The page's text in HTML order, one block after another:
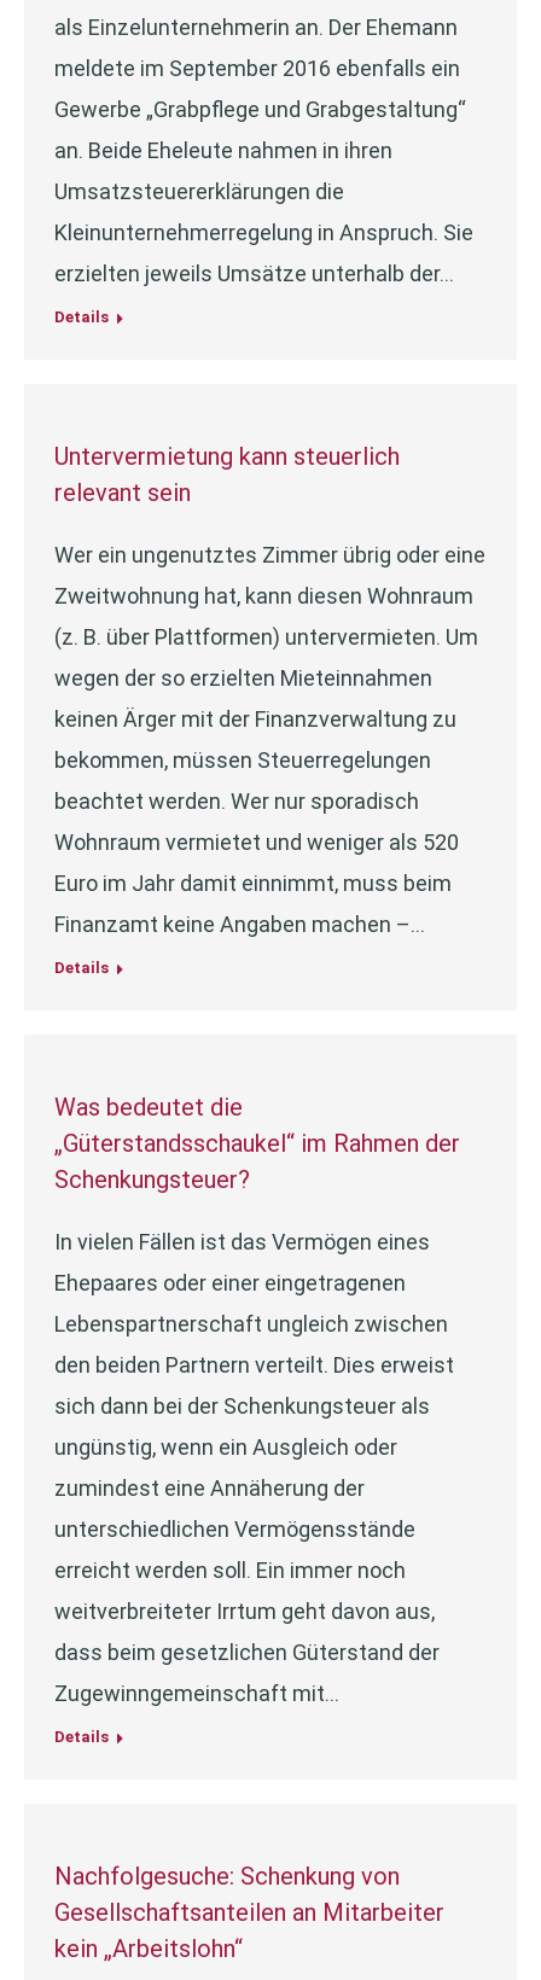
als Einzelunternehmerin an. Der Ehemann
meldete im September 2016 ebenfalls ein
Gewerbe „Grabpflege und Grabgestaltung“
an. Beide Eheleute nahmen in ihren
Umsatzsteuererklärungen die
Kleinunternehmerregelung in Anspruch. Sie
erzielten jeweils Umsätze unterhalb der…
Details
Untervermietung kann steuerlich
relevant sein
Wer ein ungenutztes Zimmer übrig oder eine
Zweitwohnung hat, kann diesen Wohnraum
(z. B. über Plattformen) untervermieten. Um
wegen der so erzielten Mieteinnahmen
keinen Ärger mit der Finanzverwaltung zu
bekommen, müssen Steuerregelungen
beachtet werden. Wer nur sporadisch
Wohnraum vermietet und weniger als 520
Euro im Jahr damit einnimmt, muss beim
Finanzamt keine Angaben machen –…
Details
Was bedeutet die
„Güterstandsschaukel“ im Rahmen der
Schenkungsteuer?
In vielen Fällen ist das Vermögen eines
Ehepaares oder einer eingetragenen
Lebenspartnerschaft ungleich zwischen
den beiden Partnern verteilt. Dies erweist
sich dann bei der Schenkungsteuer als
ungünstig, wenn ein Ausgleich oder
zumindest eine Annäherung der
unterschiedlichen Vermögensstände
erreicht werden soll. Ein immer noch
weitverbreiteter Irrtum geht davon aus,
dass beim gesetzlichen Güterstand der
Zugewinngemeinschaft mit…
Details
Nachfolgesuche: Schenkung von
Gesellschaftsanteilen an Mitarbeiter
kein „Arbeitslohn“